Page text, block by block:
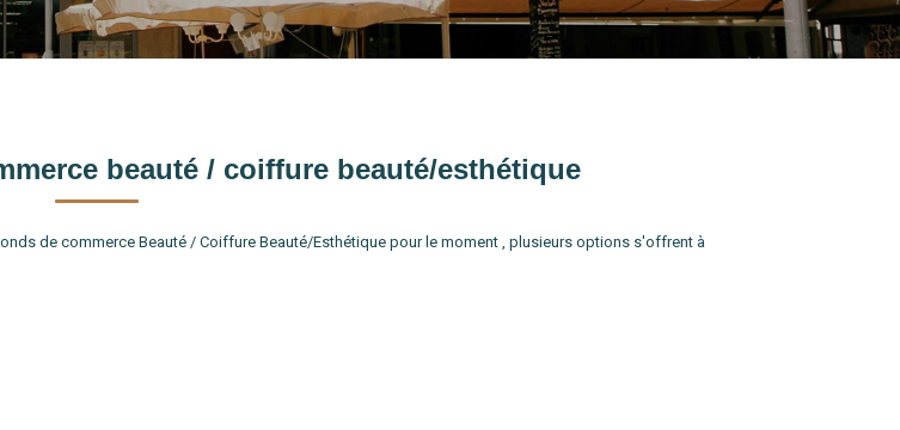
beauté / coiffure beauté/esthétique
de commerce Beauté / Coiffure Beauté/Esthétique pour le moment , plusieurs options s'offrent à